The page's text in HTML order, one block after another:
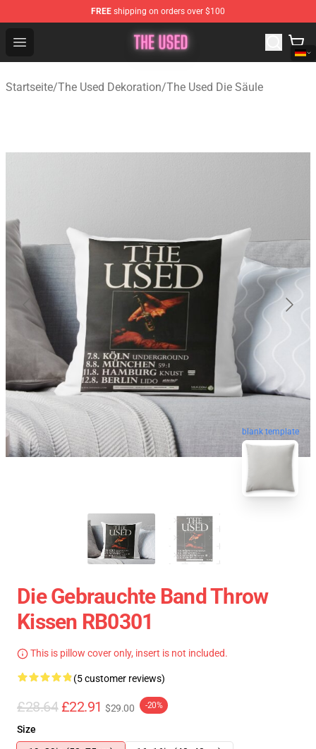
FREE shipping on orders over $100
Open menu
The Used Store - Official The Used Merchandise Shop
Startseite/The Used Dekoration/The Used Die Säule
blank template
Die Gebrauchte Band Throw
Kissen RB0301
This is pillow cover only, insert is not included.
(5 customer reviews)
£28.64 £22.91 $29.00 -20%
Size